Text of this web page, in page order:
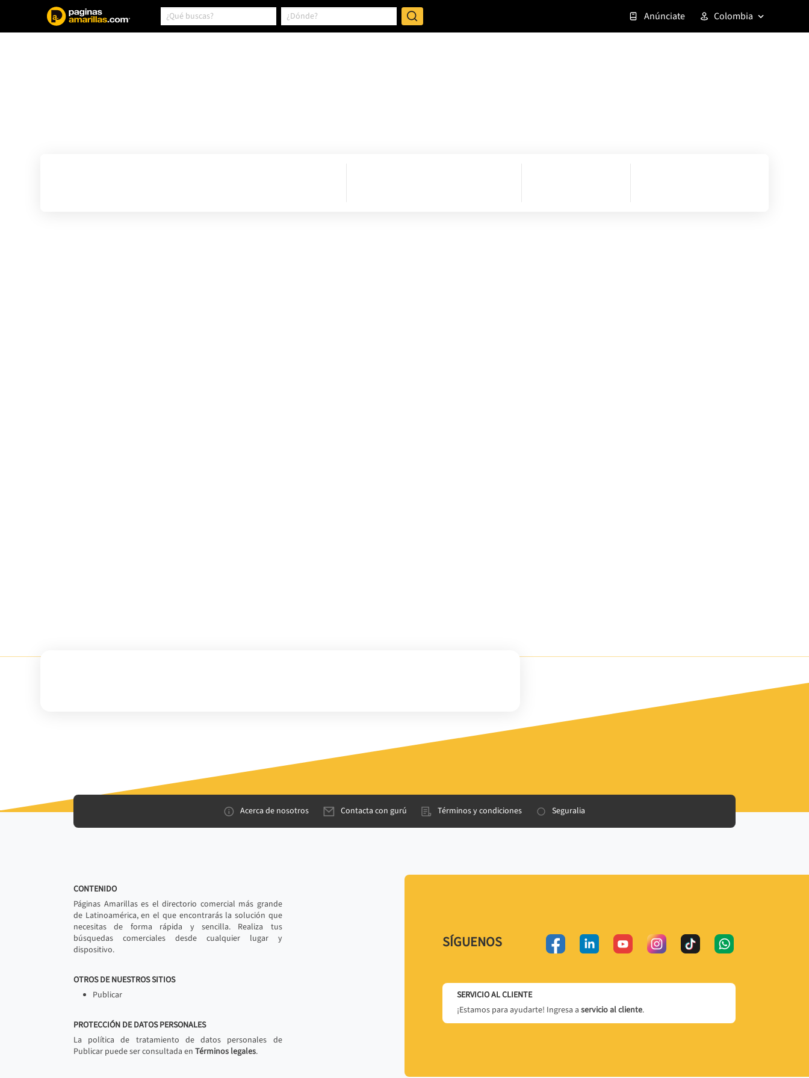
Anúnciate Colombia
Acerca de nosotros Contacta con gurú Términos y condiciones Seguralia
CONTENIDO
Páginas Amarillas es el directorio comercial más grande
de Latinoamérica, en el que encontrarás la solución que
necesitas de forma rápida y sencilla. Realiza tus
búsquedas comerciales desde cualquier lugar y
dispositivo.
OTROS DE NUESTROS SITIOS
Publicar
PROTECCIÓN DE DATOS PERSONALES
La política de tratamiento de datos personales de
Publicar puede ser consultada en Términos legales.
SÍGUENOS
SERVICIO AL CLIENTE
¡Estamos para ayudarte! Ingresa a servicio al cliente.